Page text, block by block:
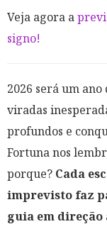
Veja agora a
signo!
2026 será um
viradas
profundos e
Fortuna nos
porque? Cada
imprevisto faz
guia em direção